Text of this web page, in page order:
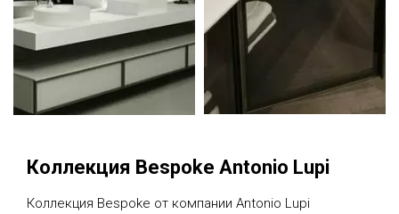
Коллекция Bespoke Antonio Lupi
Коллекция Bespoke от компании Antonio Lupi